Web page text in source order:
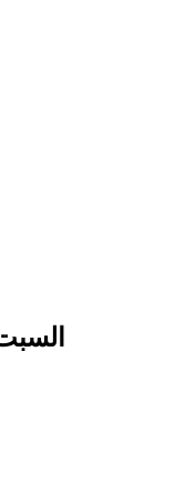
السبت 08/08/2026 (23/2/